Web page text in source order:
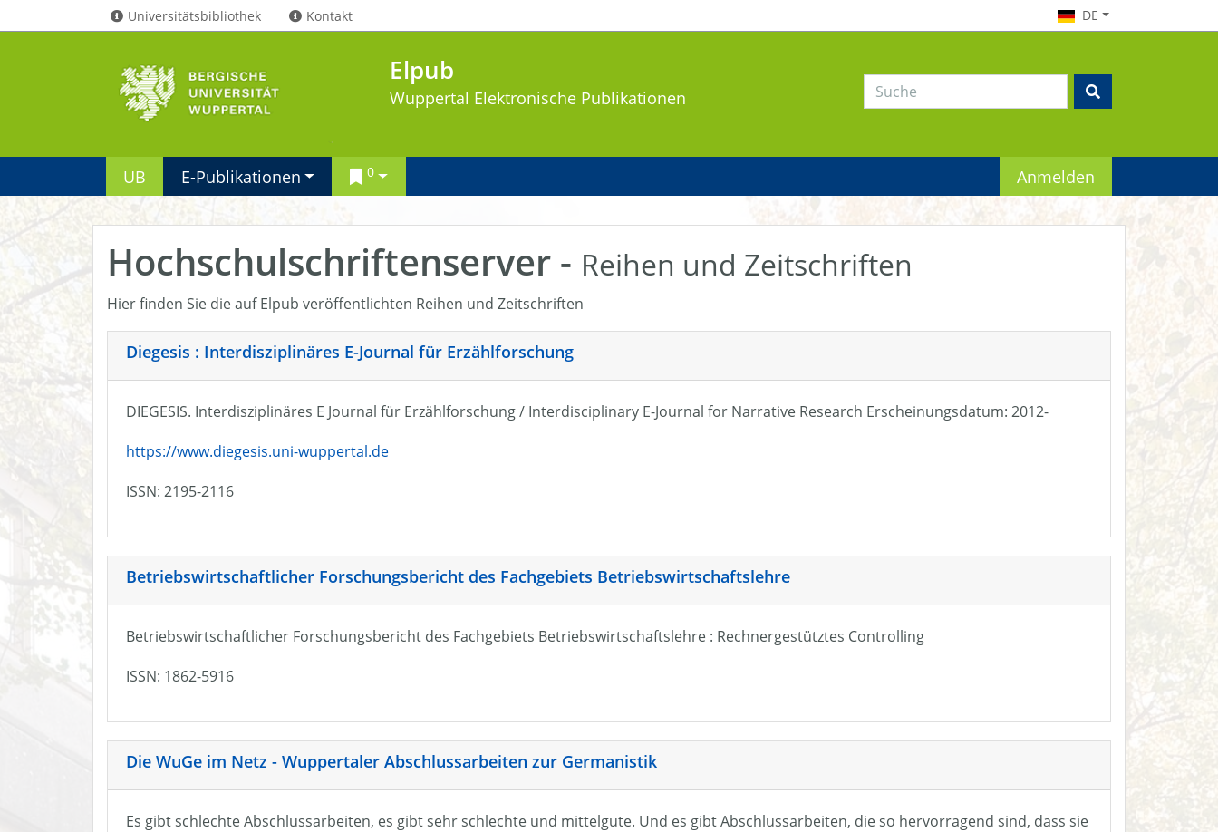
Universitätsbibliothek Kontakt DE
Elpub
Wuppertal Elektronische Publikationen
UB E-Publikationen 0 Anmelden
Hochschulschriftenserver - Reihen und Zeitschriften
Hier finden Sie die auf Elpub veröffentlichten Reihen und Zeitschriften
Diegesis : Interdisziplinäres E-Journal für Erzählforschung
DIEGESIS. Interdisziplinäres E Journal für Erzählforschung / Interdisciplinary E-Journal for Narrative Research Erscheinungsdatum: 2012-
https://www.diegesis.uni-wuppertal.de
ISSN: 2195-2116
Betriebswirtschaftlicher Forschungsbericht des Fachgebiets Betriebswirtschaftslehre
Betriebswirtschaftlicher Forschungsbericht des Fachgebiets Betriebswirtschaftslehre : Rechnergestütztes Controlling
ISSN: 1862-5916
Die WuGe im Netz - Wuppertaler Abschlussarbeiten zur Germanistik
Es gibt schlechte Abschlussarbeiten, es gibt sehr schlechte und mittelgute. Und es gibt Abschlussarbeiten, die so hervorragend sind, dass sie